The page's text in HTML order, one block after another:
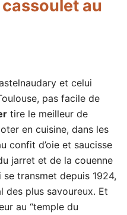
cassoulet au
et celui
pas facile de
tire le meilleur de
en cuisine, dans les
confit d’oie et saucisse
jarret et de la couenne
transmet depuis 1924,
des plus savoureux. Et
au “temple du